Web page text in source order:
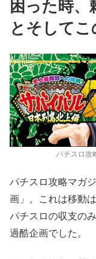
困った時、
とそして
パチスロ攻
パチスロ攻略マガ
画」。これは移動
パチスロの収支の
過酷企画でした。